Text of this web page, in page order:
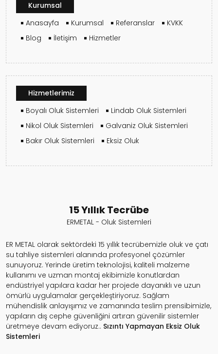
15 Yıllık Tecrübe
ERMETAL - Oluk Sistemleri
ER METAL olarak sektördeki 15 yıllık tecrübemizle oluk ve çatı
su tahliye sistemleri alanında profesyonel çözümler
sunuyoruz. Yerinde üretim teknolojisi, kaliteli malzeme
kullanımı ve uzman montaj ekibimizle konutlardan
endüstriyel yapılara kadar her projede dayanıklı ve uzun
ömürlü uygulamalar gerçekleştiriyoruz. Sağlam
mühendislik anlayışımız ve zamanında teslim prensibimizle,
yapıların dış cephe güvenliğini artıran güvenilir sistemler
üretmeye devam ediyoruz.. Sızıntı Yapmayan Eksiz Oluk
Sistemleri
Kurumsal
Anasayfa
Kurumsal Referanslar
KVKK
Blog
İletişim Hizmetler
Hizmetlerimiz
Boyalı Oluk Sistemleri
Lindab Oluk Sistemleri
Nikol Oluk Sistemleri
Galvaniz Oluk Sistemleri
Bakır Oluk Sistemleri
Eksiz Oluk